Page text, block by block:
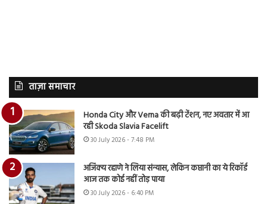
ताज़ा समाचार
Honda City और Verna की बढ़ी टेंशन, नए अवतार में आ
रही Skoda Slavia Facelift
30 July 2026 - 7:48 PM
अजिंक्य रहाणे ने लिया संन्यास, लेकिन कप्तानी का ये रिकॉर्ड
आज तक कोई नहीं तोड़ पाया
30 July 2026 - 6:40 PM